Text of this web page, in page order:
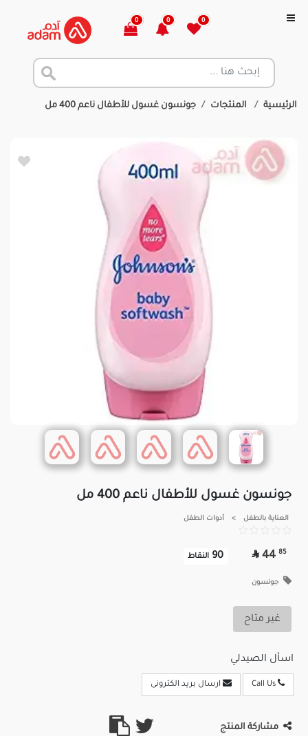
0
0
0
الرئيسية المنتجات جونسون غسول للأطفال ناعم 400 مل
جونسون غسول للأطفال ناعم 400 مل
العناية بالطفل > أدوات الطفل
85
44

90 النقاط
جونسون
غير متاح
اسأل الصيدلي
ارسال بريد الكترونى
مشاركة المنتج